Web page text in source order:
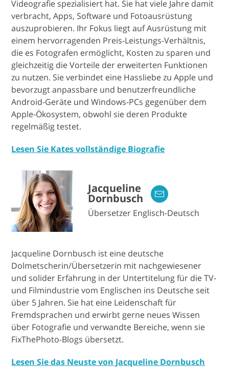
Videografie spezialisiert hat. Sie hat viele Jahre damit
verbracht, Apps, Software und Fotoausrüstung
auszuprobieren. Ihr Fokus liegt auf Ausrüstung mit
einem hervorragenden Preis-Leistungs-Verhältnis,
die es Fotografen ermöglicht, Kosten zu sparen und
gleichzeitig die Vorteile der erweiterten Funktionen
zu nutzen. Sie verbindet eine Hassliebe zu Apple und
bevorzugt anpassbare und benutzerfreundliche
Android-Geräte und Windows-PCs gegenüber dem
Apple-Ökosystem, obwohl sie deren Produkte
regelmäßig testet.
Lesen Sie Kates vollständige Biografie
Jacqueline
Dornbusch
Übersetzer Englisch-Deutsch
Jacqueline Dornbusch ist eine deutsche
Dolmetscherin/Übersetzerin mit nachgewiesener
und solider Erfahrung in der Untertitelung für die TV-
und Filmindustrie vom Englischen ins Deutsche seit
über 5 Jahren. Sie hat eine Leidenschaft für
Fremdsprachen und erwirbt gerne neues Wissen
über Fotografie und verwandte Bereiche, wenn sie
FixThePhoto-Blogs übersetzt.
Lesen Sie das Neuste von Jacqueline Dornbusch